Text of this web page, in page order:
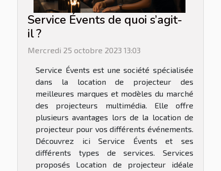
Service Évents de quoi s’agit-
il ?
Mercredi 25 octobre 2023 13:03
Service Évents est une société spécialisée
dans la location de projecteur des
meilleures marques et modèles du marché
des projecteurs multimédia. Elle offre
plusieurs avantages lors de la location de
projecteur pour vos différents événements.
Découvrez ici Service Évents et ses
différents types de services. Services
proposés Location de projecteur idéale